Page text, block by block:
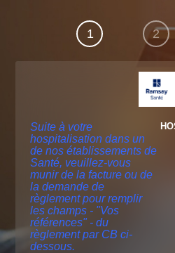
1 2
Suite à votre
hospitalisation dans un
de nos établissements de
Santé, veuillez-vous
munir de la facture ou de
la demande de
règlement pour remplir
les champs - "Vos
références" - du
règlement par CB ci-
dessous.